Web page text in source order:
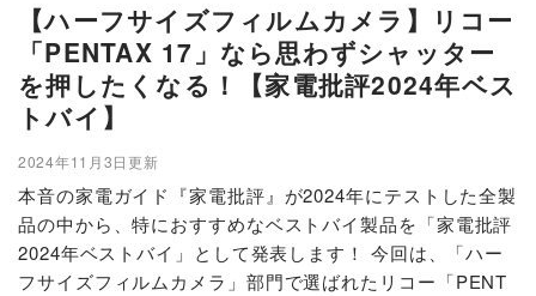
【ハーフサイズフィルムカメラ】リコー
「PENTAX 17」なら思わずシャッター
を押したくなる！【家電批評2024年ベス
トバイ】
2024年11月3日更新
本音の家電ガイド『家電批評』が2024年にテストした全製
品の中から、特におすすめなベストバイ製品を「家電批評
2024年ベストバイ」として発表します！ 今回は、「ハー
フサイズフィルムカメラ」部門で選ばれたリコー「PENT